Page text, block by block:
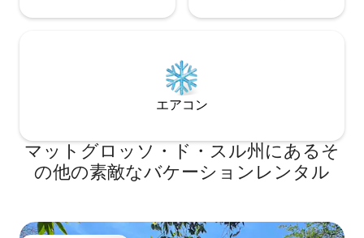
エアコン
マットグロッソ・ド・スル州にあるそ
の他の素敵なバケーションレンタル